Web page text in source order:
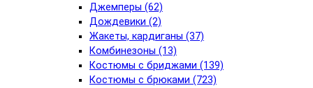
Джемперы (62)
Дождевики (2)
Жакеты, кардиганы (37)
Комбинезоны (13)
Костюмы с бриджами (139)
Костюмы с брюками (723)